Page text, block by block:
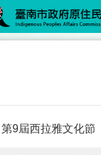
9屆西拉雅文化節